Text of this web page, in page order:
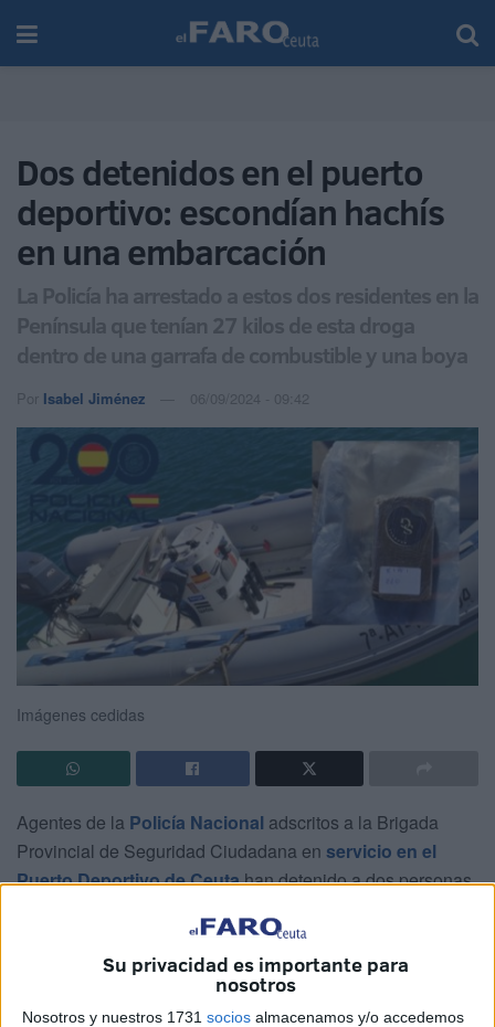
Su privacidad es importante para
nosotros
Nosotros y nuestros 1731 socios almacenamos y/o accedemos
Dos detenidos en el puerto
deportivo: escondían hachís
en una embarcación
La Policía ha arrestado a estos dos residentes en la
Península que tenían 27 kilos de esta droga
dentro de una garrafa de combustible y una boya
Por Isabel Jiménez 06/09/2024 - 09:42
Imágenes cedidas
Agentes de la Policía Nacional adscritos a la Brigada
Provincial de Seguridad Ciudadana en servicio en el
Puerto Deportivo de Ceutahan detenido a dos personas
. Se ha procedido al decomiso de una embarcación
semirrígida y a la aprehensión de 27 kilos de hachís.
Lo curioso es que la droga estaba escondida dentro de